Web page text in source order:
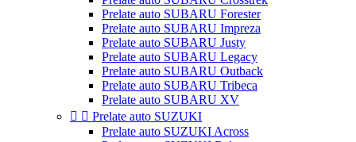
Prelate auto SUBARU Forester
Prelate auto SUBARU Impreza
Prelate auto SUBARU Justy
Prelate auto SUBARU Legacy
Prelate auto SUBARU Outback
Prelate auto SUBARU Tribeca
Prelate auto SUBARU XV
  Prelate auto SUZUKI
Prelate auto SUZUKI Across